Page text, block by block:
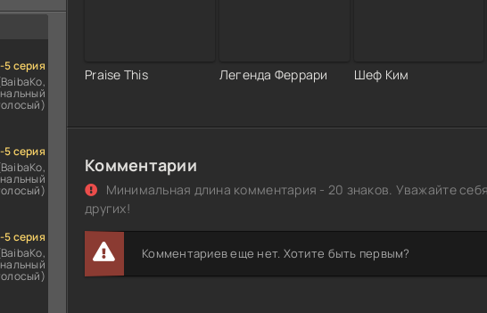
5 серия
5 серия
5 серия
Praise This Легенда Феррари Шеф Ким
Комментарии
Минимальная длина комментария - 20 знаков. Уважайте
других!
Комментариев еще нет. Хотите быть первым?